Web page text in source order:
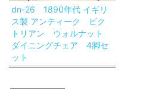
dn-26 1890年代 イギリ
ス製 アンティーク ビク
トリアン ウォルナット
ダイニングチェア 4脚セ
ット